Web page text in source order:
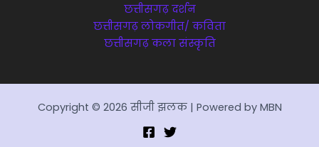
छत्तीसगढ़ दर्शन
छत्तीसगढ़ लोकगीत/ कविता
छत्तीसगढ़ कला संस्कृति
Copyright © 2026 सीजी झलक | Powered by MBN